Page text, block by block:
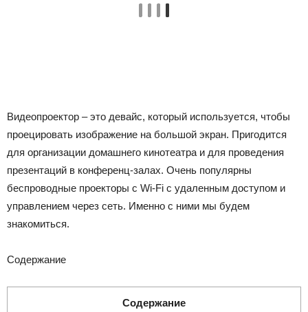
Видеопроектор – это девайс, который используется, чтобы
проецировать изображение на большой экран. Пригодится
для организации домашнего кинотеатра и для проведения
презентаций в конференц-залах. Очень популярны
беспроводные проекторы с Wi-Fi с удаленным доступом и
управлением через сеть. Именно с ними мы будем
знакомиться.
Содержание
Содержание